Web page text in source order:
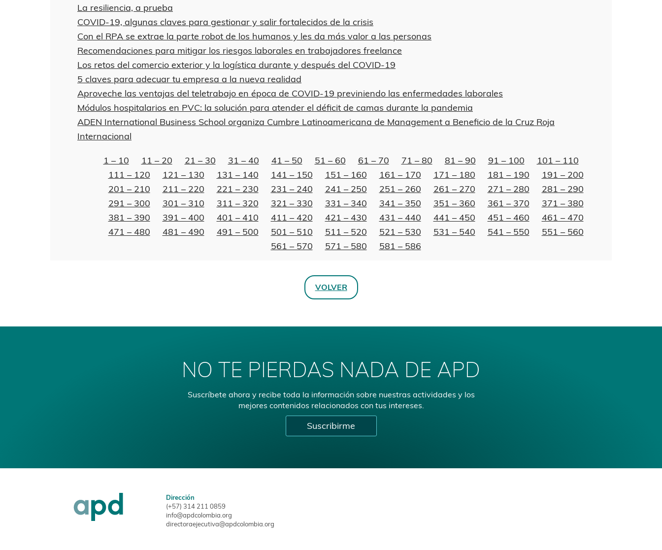
La resiliencia, a prueba
COVID-19, algunas claves para gestionar y salir fortalecidos de la crisis
Con el RPA se extrae la parte robot de los humanos y les da más valor a las personas
Recomendaciones para mitigar los riesgos laborales en trabajadores freelance
Los retos del comercio exterior y la logística durante y después del COVID-19
5 claves para adecuar tu empresa a la nueva realidad
Aproveche las ventajas del teletrabajo en época de COVID-19 previniendo las enfermedades laborales
Módulos hospitalarios en PVC: la solución para atender el déficit de camas durante la pandemia
ADEN International Business School organiza Cumbre Latinoamericana de Management a Beneficio de la Cruz Roja
Internacional
1 – 10 11 – 20 21 – 30 31 – 40 41 – 50 51 – 60 61 – 70 71 – 80 81 – 90 91 – 100
101 – 110
111 – 120
121 – 130 131 – 140 141 – 150 151 – 160 161 – 170 171 – 180 181 – 190
191 – 200
201 – 210
211 – 220 221 – 230 231 – 240 241 – 250 251 – 260 261 – 270 271 – 280
281 – 290
291 – 300
301 – 310 311 – 320 321 – 330 331 – 340 341 – 350 351 – 360 361 – 370
371 – 380
381 – 390
391 – 400 401 – 410 411 – 420 421 – 430 431 – 440 441 – 450 451 – 460
461 – 470
471 – 480
481 – 490 491 – 500 501 – 510 511 – 520 521 – 530 531 – 540 541 – 550
551 – 560
561 – 570
571 – 580 581 – 586
VOLVER
NO TE PIERDAS NADA DE APD
Suscríbete ahora y recibe toda la información sobre nuestras actividades y los
mejores contenidos relacionados con tus intereses.
Suscribirme
Dirección
(+57) 314 211 0859
info@apdcolombia.org
directoraejecutiva@apdcolombia.org